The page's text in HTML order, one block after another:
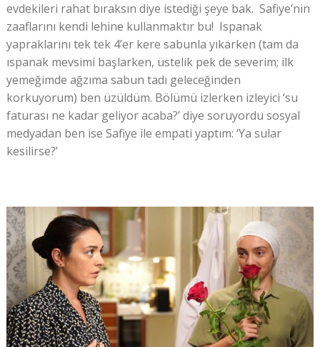
evdekileri rahat bıraksın diye istediği şeye bak. Safiye’nin
zaaflarını kendi lehine kullanmaktır bu! Ispanak
yapraklarını tek tek 4’er kere sabunla yıkarken (tam da
ıspanak mevsimi başlarken, üstelik pek de severim; ilk
yemeğimde ağzıma sabun tadı geleceğinden
korkuyorum) ben üzüldüm. Bölümü izlerken izleyici ‘su
faturası ne kadar geliyor acaba?’ diye soruyordu sosyal
medyadan ben ise Safiye ile empati yaptım: ‘Ya sular
kesilirse?’